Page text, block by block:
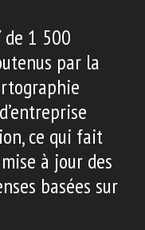
de 1 500
par la
ce qui fait
à jour des
basées sur